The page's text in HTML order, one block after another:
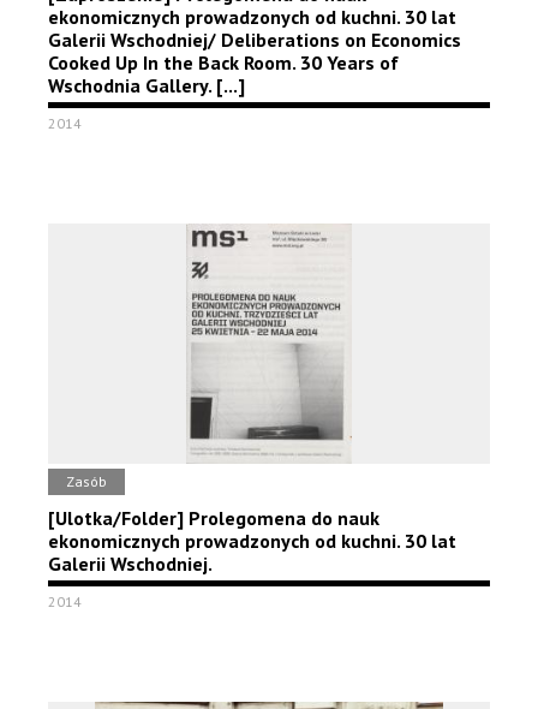
ekonomicznych prowadzonych od kuchni. 30 lat
Galerii Wschodniej/ Deliberations on Economics
Cooked Up In the Back Room. 30 Years of
Wschodnia Gallery. [...]
2014
Zasób
[Ulotka/Folder] Prolegomena do nauk
ekonomicznych prowadzonych od kuchni. 30 lat
Galerii Wschodniej.
2014